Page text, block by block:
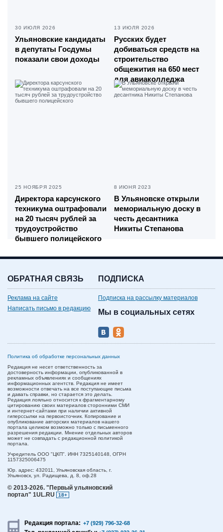
30 ИЮЛЯ 2026
Ульяновские кандидаты
в депутаты Госдумы
показали свои доходы
13 ИЮЛЯ 2026
Русских будет
добиваться средств на
строительство
общежития на 650 мест
для авиаколледжа
25 НОЯБРЯ 2025
Директора карсунского
техникума оштрафовали
на 20 тысяч рублей за
трудоустройство
бывшего полицейского
8 ИЮНЯ 2023
В Ульяновске открыли
мемориальную доску в
честь десантника
Никиты Степанова
ОБРАТНАЯ СВЯЗЬ
Реклама на сайте
Написать письмо в редакцию
ПОДПИСКА
Подписка на рассылку материалов
Мы в социальных сетях
Политика об обработке персональных данных
Редакция не несет ответственность за
достоверность информации, опубликованной в
рекламных объявлениях и сообщениях
информационных агентств. Редакция не имеет
возможности отвечать на все поступающие письма
и давать справки, но старается это делать.
Редакция лояльно относится к фрагментарному
цитированию своих материалов сторонними СМИ
и интернет-сайтами при наличии активной
гиперссылки на первоисточник. Копирование и
опубликование авторских материалов нашего
портала целиком возможно только с письменного
разрешения редакции. Мнение отдельных авторов
может не совпадать с редакционной политикой
портала.
Учредитель ООО "ЦКП". ИНН 7325140148, ОГРН
1157325006475
Юр. адрес: 432011, Ульяновская область, г.
Ульяновск, ул. Радищева, д. 8, оф.28
© 2013-2026. "Первый ульяновский
портал" 1UL.RU
18+
Редакция портала: +7 (929) 796-32-68